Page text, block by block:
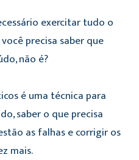
exercitar tudo o
precisa saber que
não é?
é uma técnica para
saber o que precisa
as falhas e corrigir os
mais.